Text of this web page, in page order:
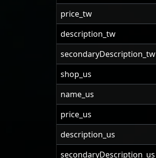
price_tw
description_tw
secondaryDescription_tw
shop_us
name_us
price_us
description_us
secondaryDescription_us